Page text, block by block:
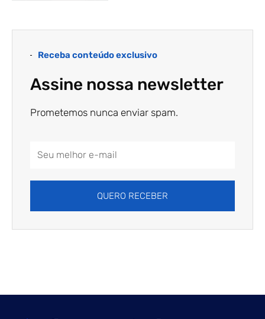
Receba conteúdo exclusivo
Assine nossa newsletter
Prometemos nunca enviar spam.
QUERO RECEBER